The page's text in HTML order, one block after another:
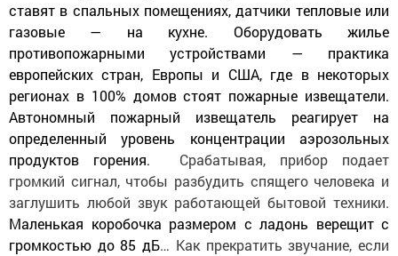
ставят в спальных помещениях, датчики тепловые или
газовые — на кухне. Оборудовать жилье
противопожарными устройствами — практика
европейских стран, Европы и США, где в некоторых
регионах в 100% домов стоят пожарные извещатели.
Автономный пожарный извещатель реагирует на
определенный уровень концентрации аэрозольных
продуктов горения.
Срабатывая, прибор подает
громкий сигнал, чтобы разбудить спящего человека и
заглушить любой звук работающей бытовой техники.
Маленькая коробочка размером с ладонь верещит с
громкостью до 85 дБ… Как прекратить звучание, если